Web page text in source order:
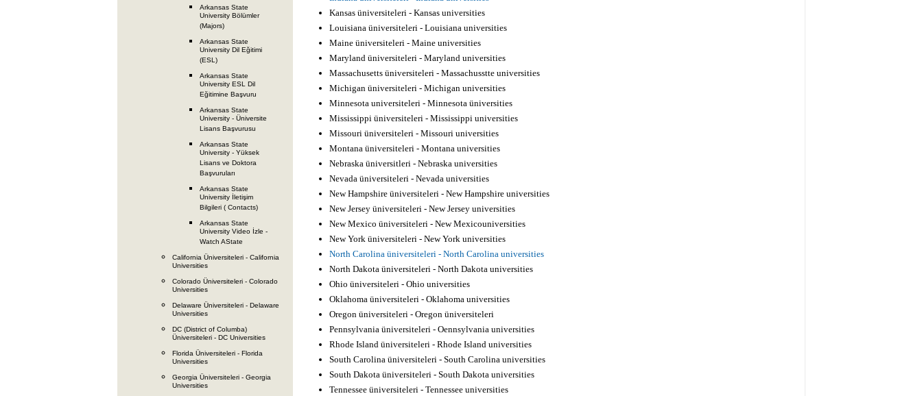
Arkansas State
University Bölümler
(Majors)
Arkansas State
University Dil Eğitimi
(ESL)
Arkansas State
University ESL Dil
Eğitimine Başvuru
Arkansas State
University - Üniversite
Lisans Başvurusu
Arkansas State
University - Yüksek
Lisans ve Doktora
Başvuruları
Arkansas State
University İletişim
Bilgileri ( Contacts)
Arkansas State
University Video İzle -
Watch AState
California Üniversiteleri - California
Universities
Colorado Üniversiteleri - Colorado
Universities
Delaware Üniversiteleri - Delaware
Universities
DC (District of Columba)
Üniversiteleri - DC Universities
Florida Üniversiteleri - Florida
Universities
Georgia Üniversiteleri - Georgia
Universities
Kansas üniversiteleri - Kansas universities
Louisiana üniversiteleri - Louisiana universities
Maine üniversiteleri - Maine universities
Maryland üniversiteleri - Maryland universities
Massachusetts üniversiteleri - Massachusstte universities
Michigan üniversiteleri - Michigan universities
Minnesota universiteleri - Minnesota üniversities
Mississippi üniversiteleri - Mississippi universities
Missouri üniversiteleri - Missouri universities
Montana üniversiteleri - Montana universities
Nebraska üniversitleri - Nebraska universities
Nevada üniversiteleri - Nevada universities
New Hampshire üniversiteleri - New Hampshire universities
New Jersey üniversiteleri - New Jersey universities
New Mexico üniversiteleri - New Mexicouniversities
New York üniversiteleri - New York universities
North Carolina üniversiteleri - North Carolina universities
North Dakota üniversiteleri - North Dakota universities
Ohio üniversiteleri - Ohio universities
Oklahoma üniversiteleri - Oklahoma universities
Oregon üniversiteleri - Oregon üniversiteleri
Pennsylvania üniversiteleri - Oennsylvania universities
Rhode Island üniversiteleri - Rhode Island universities
South Carolina üniversiteleri - South Carolina universities
South Dakota üniversiteleri - South Dakota universities
Tennessee üniversiteleri - Tennessee universities